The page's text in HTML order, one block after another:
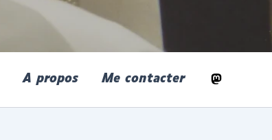
A propos Me contacter